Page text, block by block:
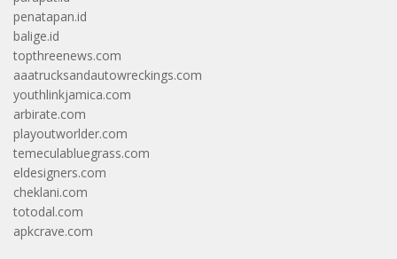
penatapan.id
balige.id
topthreenews.com
aaatrucksandautowreckings.com
youthlinkjamica.com
arbirate.com
playoutworlder.com
temeculabluegrass.com
eldesigners.com
cheklani.com
totodal.com
apkcrave.com